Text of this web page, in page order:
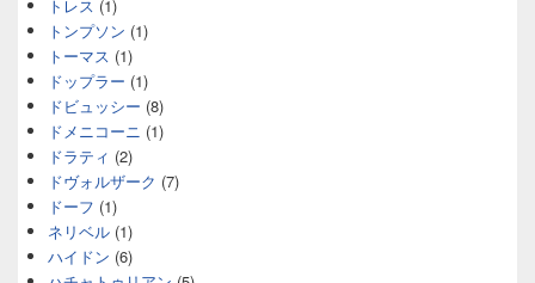
トレス (1)
トンプソン (1)
トーマス (1)
ドップラー (1)
ドビュッシー (8)
ドメニコーニ (1)
ドラティ (2)
ドヴォルザーク (7)
ドーフ (1)
ネリベル (1)
ハイドン (6)